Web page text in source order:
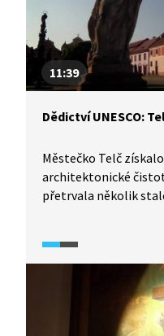
11:39
Dědictví UNESCO:
Městečko Telč
architektonické
přetrvala několik
pozdně gotického
Zachariáše z
gotických a
s podloubími.
působivě dotvářejí